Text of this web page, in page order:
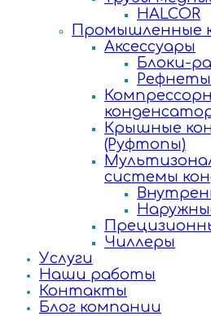
HALCOR
Промышленные
Аксессуары
Блоки-
Крышные
(Руфтопы)
системы
Чиллеры
Услуги
Наши работы
Контакты
Блог компании